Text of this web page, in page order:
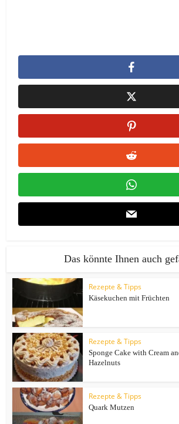
Das könnte Ihnen auch
Rezepte & Tipps
Käsekuchen mit Früchten
Rezepte & Tipps
Sponge Cake with Cream
Hazelnuts
Rezepte & Tipps
Quark Mutzen